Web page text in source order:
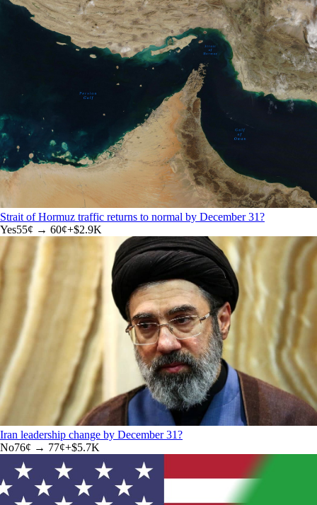
Strait of Hormuz traffic returns to normal by December 31?
Yes55¢ → 60¢+$2.9K
Iran leadership change by December 31?
No76¢ → 77¢+$5.7K